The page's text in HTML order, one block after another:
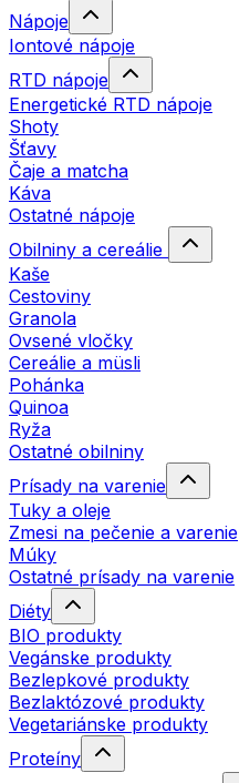
Nápoje
Iontové nápoje
RTD nápoje
Energetické RTD nápoje
Shoty
Šťavy
Čaje a matcha
Káva
Ostatné nápoje
Obilniny a cereálie
Kaše
Cestoviny
Granola
Ovsené vločky
Cereálie a müsli
Pohánka
Quinoa
Ryža
Ostatné obilniny
Prísady na varenie
Tuky a oleje
Zmesi na pečenie a varenie
Múky
Ostatné prísady na varenie
Diéty
BIO produkty
Vegánske produkty
Bezlepkové produkty
Bezlaktózové produkty
Vegetariánske produkty
Proteíny